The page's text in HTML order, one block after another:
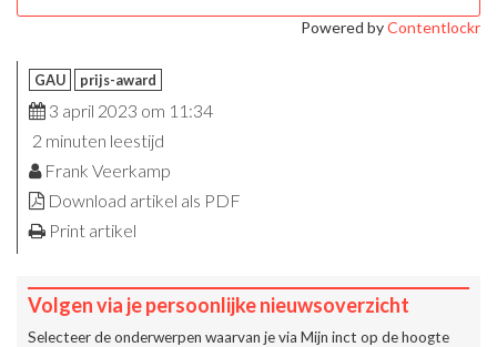
Powered byContentlockr
GAU prijs-award
3 april 2023 om 11:34
2 minuten leestijd
Frank Veerkamp
Download artikel als PDF
Print artikel
Volgen via je persoonlijke nieuwsoverzicht
Selecteer de onderwerpen waarvan je via Mijn inct op de hoogte